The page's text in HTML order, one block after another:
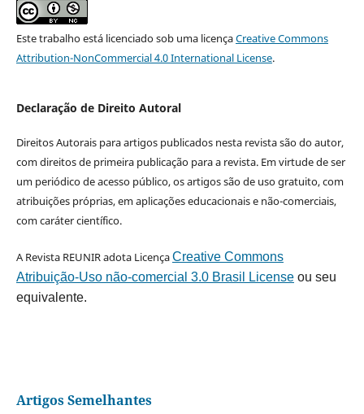
Este trabalho está licenciado sob uma licençaCreative Commons
Attribution-NonCommercial 4.0 International License.
Declaração de Direito Autoral
Direitos Autorais para artigos publicados nesta revista são do autor,
com direitos de primeira publicação para a revista. Em virtude de ser
um periódico de acesso público, os artigos são de uso gratuito, com
atribuições próprias, em aplicações educacionais e não-comerciais,
com caráter científico.
A Revista REUNIR adota LicençaCreative Commons
Atribuição-Uso não-comercial 3.0 Brasil Licenseou seu
equivalente.
Artigos Semelhantes